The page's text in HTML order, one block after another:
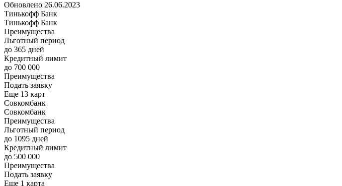
Обновлено 26.06.2023
Тинькофф Банк
Тинькофф Банк
Преимущества
Льготный период
до 365 дней
Кредитный лимит
до 700 000
Преимущества
Подать заявку
Еще 13 карт
Совкомбанк
Совкомбанк
Преимущества
Льготный период
до 1095 дней
Кредитный лимит
до 500 000
Преимущества
Подать заявку
Еще 1 карта